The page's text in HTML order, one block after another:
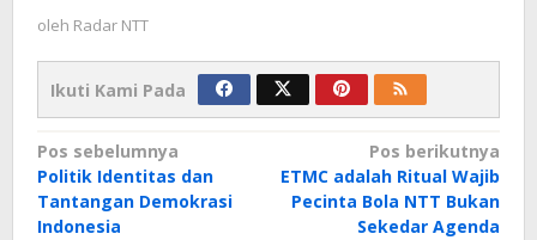
oleh Radar NTT
Ikuti Kami Pada
Navigasi
pos
Pos sebelumnya
Politik Identitas dan
Tantangan Demokrasi
Indonesia
Pos berikutnya
ETMC adalah Ritual Wajib
Pecinta Bola NTT Bukan
Sekedar Agenda